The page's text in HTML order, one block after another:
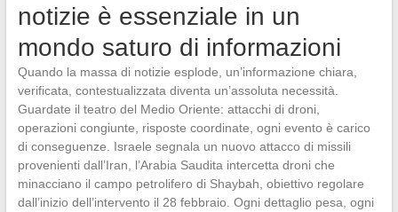
notizie è essenziale in un
mondo saturo di informazioni
Quando la massa di notizie esplode, un’informazione chiara,
verificata, contestualizzata diventa un’assoluta necessità.
Guardate il teatro del Medio Oriente: attacchi di droni,
operazioni congiunte, risposte coordinate, ogni evento è carico
di conseguenze. Israele segnala un nuovo attacco di missili
provenienti dall’Iran, l’Arabia Saudita intercetta droni che
minacciano il campo petrolifero di Shaybah, obiettivo regolare
dall’inizio dell’intervento il 28 febbraio. Ogni dettaglio pesa, ogni